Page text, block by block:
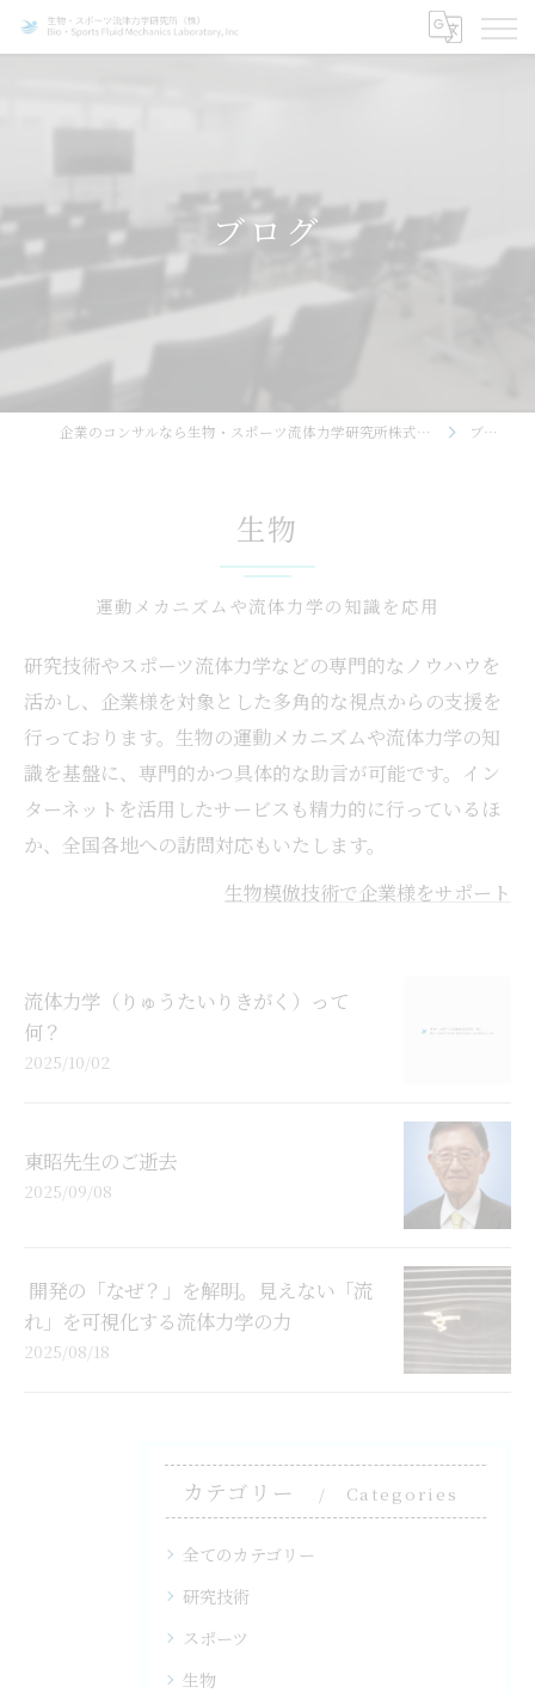
ブログ
企業のコンサルなら生物・スポーツ流体力学研究所株式会社 ブログ
生物
運動メカニズムや流体力学の知識を応用
研究技術やスポーツ流体力学などの専門的なノウハウを
活かし、企業様を対象とした多角的な視点からの支援を
行っております。生物の運動メカニズムや流体力学の知
識を基盤に、専門的かつ具体的な助言が可能です。イン
ターネットを活用したサービスも精力的に行っているほ
か、全国各地への訪問対応もいたします。
生物模倣技術で企業様をサポート
流体力学（りゅうたいりきがく）って
何？
2025/10/02
東昭先生のご逝去
2025/09/08
開発の「なぜ？」を解明。見えない「流
れ」を可視化する流体力学の力
2025/08/18
カテゴリー Categories
全てのカテゴリー
研究技術
スポーツ
生物